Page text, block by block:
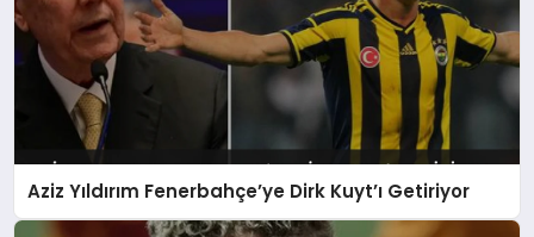
Aziz Yıldırım Fenerbahçe’ye Dirk Kuyt’ı Getiriyor